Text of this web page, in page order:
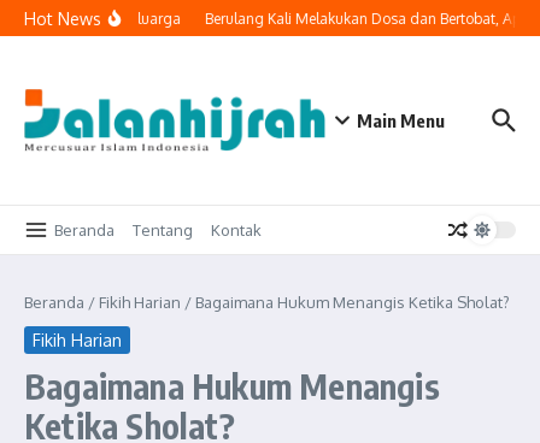
Lewati ke konten
Hot News
ke Ruang Keluarga Berulang Kali Melakukan Dosa dan Bertobat,
Main Menu
Beranda Tentang Kontak
Beranda / Fikih Harian / Bagaimana Hukum Menangis Ketika Sholat?
Fikih Harian
Bagaimana Hukum Menangis
Ketika Sholat?